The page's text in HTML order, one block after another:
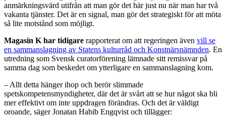
anmärkningsvärd utifrån att man gör det här just nu när man har två
vakanta tjänster. Det är en signal, man gör det strategiskt för att möta
så lite motstånd som möjligt.
Magasin K har tidigare rapporterat om att regeringen även vill se
en sammanslagning av Statens kulturråd och Konstnärsnämnden. En
utredning som Svensk curatorförening lämnade sitt remissvar på
samma dag som beskedet om ytterligare en sammanslagning kom.
– Allt detta hänger ihop och berör slimmade
spetskompetensmyndigheter, där det är svårt att se hur något ska bli
mer effektivt om inte uppdragen förändras. Och det är väldigt
oroande, säger Jonatan Habib Engqvist och tillägger: